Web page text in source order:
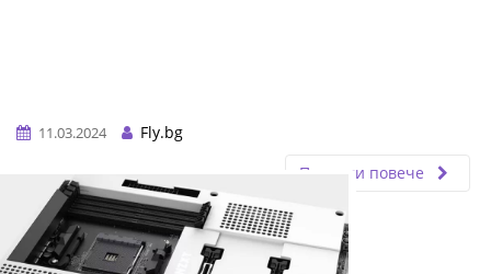
11.03.2024
Fly.bg
Прочети повече